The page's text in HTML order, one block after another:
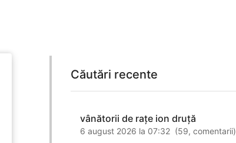
Căutări recente
vânătorii de rațe ion druță
6 august 2026 la 07:32 (59,comentarii)